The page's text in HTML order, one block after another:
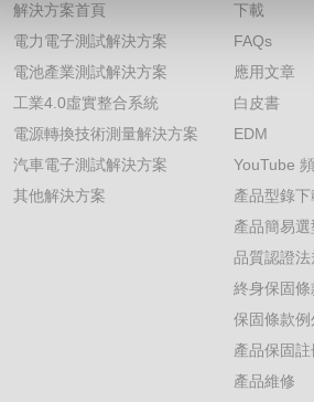
解決方案首頁
電力電子測試解決方案
電池產業測試解決方案
工業4.0虛實整合系統
電源轉換技術測量解決方案
汽車電子測試解決方案
其他解決方案
下載
FAQs
應用文章
白皮書
EDM
YouTube
產品型錄下
產品簡易選
品質認證法
終身保固條
保固條款例
產品保固註
產品維修